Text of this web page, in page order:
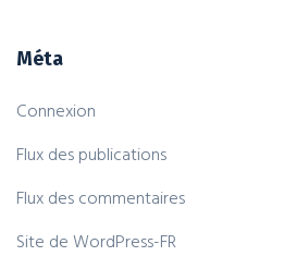
Méta
Connexion
Flux des publications
Flux des commentaires
Site de WordPress-FR